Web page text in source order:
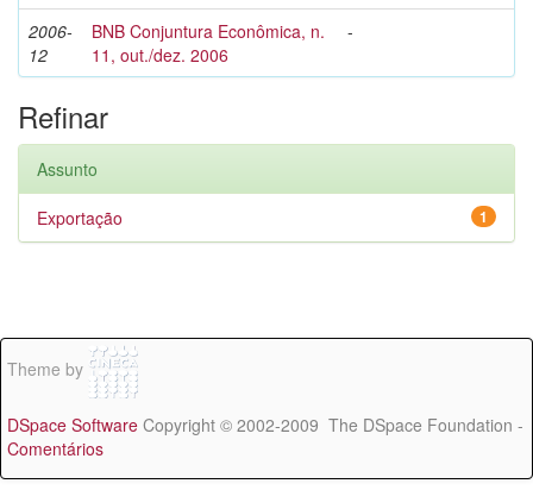
2006-
12
BNB Conjuntura Econômica, n.
11, out./dez. 2006
-
Refinar
Assunto
1
Exportação
Theme by
DSpace Software Copyright © 2002-2009 The DSpace Foundation -
Comentários